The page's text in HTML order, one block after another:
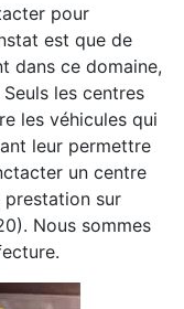
pour
est que de
dans ce domaine,
les centres
les véhicules qui
leur permettre
un centre
prestation sur
Nous sommes